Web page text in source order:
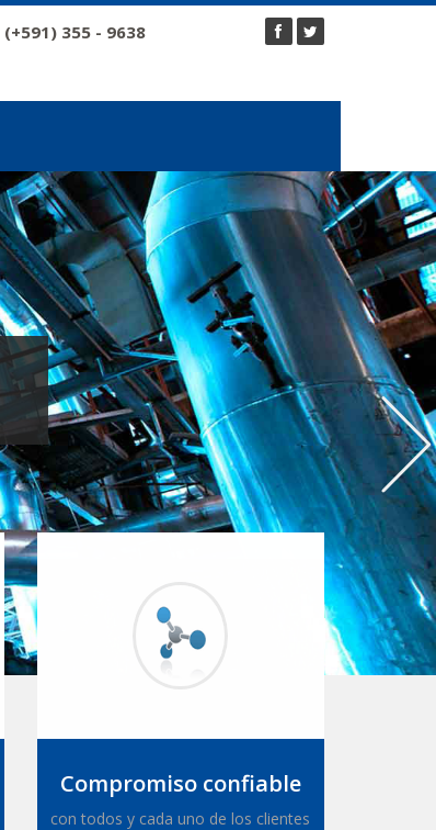
(+591) 355 - 9638
Compromiso confiable
con todos y cada uno de los clientes